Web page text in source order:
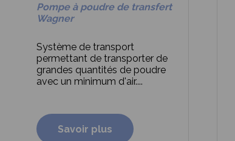
Pompe à poudre de transfert
Wagner
Système de transport
permettant de transporter de
grandes quantités de poudre
avec un minimum d'air....
Savoir plus